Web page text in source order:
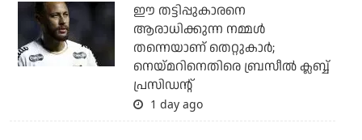
ഈ തട്ടിപ്പുകാരനെ
ആരാധിക്കുന്ന നമ്മള്‍
തന്നെയാണ് തെറ്റുകാര്‍;
നെയ്മറിനെതിരെ ബ്രസീല്‍ ക്ലബ്ബ്
പ്രസിഡന്റ്
1 day ago